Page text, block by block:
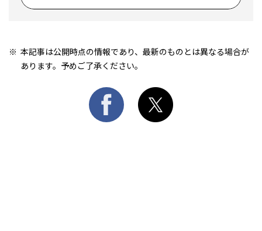
本記事は公開時点の情報であり、最新のものとは異なる場合が
あります。予めご了承ください。